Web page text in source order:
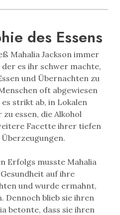
des Essens
Mahalia Jackson immer
der es ihr schwer machte,
und Übernachten zu
oft abgewiesen
strikt ab, in Lokalen
essen, die Alkohol
Facette ihrer tiefen
Erfolgs musste Mahalia
auf ihre
und wurde ermahnt,
Dennoch blieb sie ihren
betonte, dass sie ihren